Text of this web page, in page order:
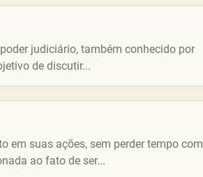
judiciário, também conhecido por
de discutir...
em suas ações, sem perder tempo com
ao fato de ser...